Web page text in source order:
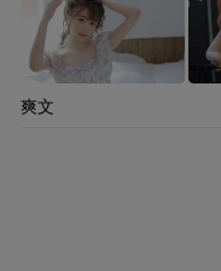
爽文